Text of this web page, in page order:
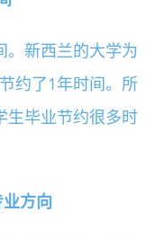
。新西兰的大学为
约了1年时间。所
生毕业节约很多时
方向